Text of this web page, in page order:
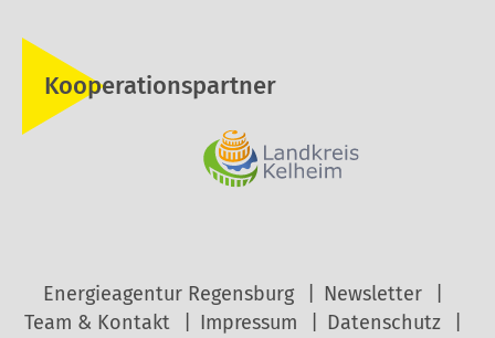
Kooperationspartner
Energieagentur Regensburg
Newsletter
Team & Kontakt
Impressum Datenschutz